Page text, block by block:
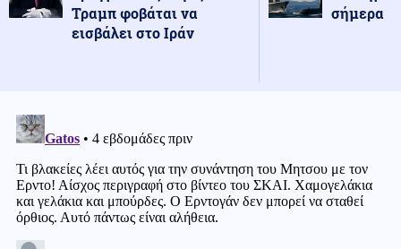
Τραμπ φοβάται να
εισβάλει στο Ιράν
σήμερα